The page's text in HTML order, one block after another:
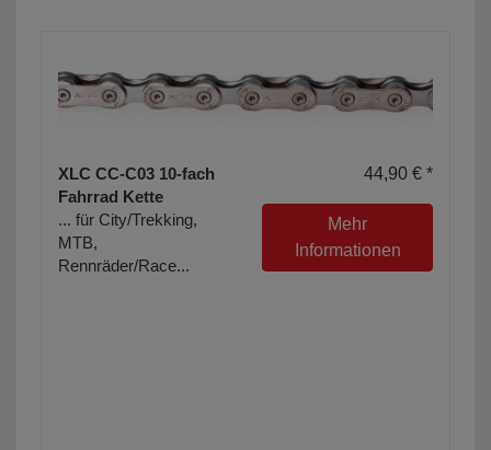
XLC CC-C03 10-fach
Fahrrad Kette
... für City/Trekking,
MTB,
Rennräder/Race...
44,90 € *
Mehr
Informationen